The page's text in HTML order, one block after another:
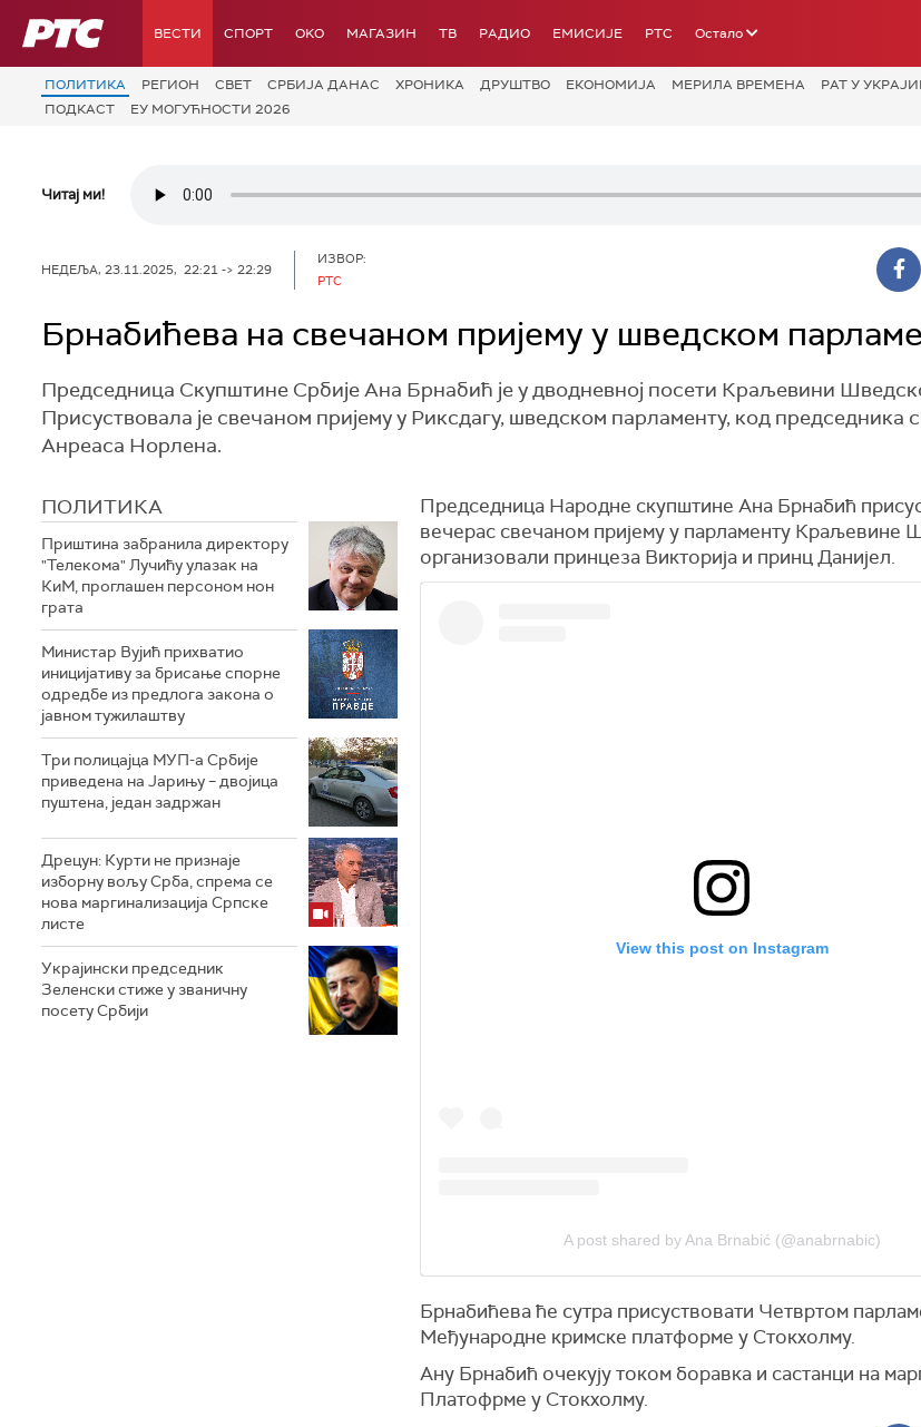
РТС ВЕСТИ СПОРТ OKO МАГАЗИН ТВ РАДИО ЕМИСИЈЕ РТС Остало
ПОЛИТИКА РЕГИОН СВЕТ СРБИЈА ДАНАС ХРОНИКА ДРУШТВО ЕКОНОМИЈА МЕРИЛА ВРЕМЕНА РАТ У
ПОДКАСТ
ЕУ МОГУЋНОСТИ 2026
Читај ми!
НЕДЕЉА, 23.11.2025, 22:21 -> 22:29
ИЗВОР:
РТС
Брнабићева на свечаном пријему у шведском
Председница Скупштине Србије Ана Брнабић је у дводневној посети Краљевини
Присуствовала је свечаном пријему у Риксдагу, шведском парламенту, код председника
Анреаса Норлена.
ПОЛИТИКА
Приштина забранила директору
"Телекома" Лучићу улазак на
КиМ, проглашен персоном нон
грата
Министар Вујић прихватио
иницијативу за брисање спорне
одредбе из предлога закона o
јавном тужилаштву
Три полицајца МУП-а Србије
приведена на Јарињу – двојица
пуштена, један задржан
Дрецун: Курти не признаје
изборну вољу Срба, спрема се
нова маргинализација Српске
листе
Украјински председник
Зеленски стиже у званичну
посету Србији
Председница Народне скупштине Ана Брнабић
вечерас свечаном пријему у парламенту Краљевине
организовали принцеза Викторија и принц Данијел.
View this post on Instagram
A post shared by Ana Brnabić (@anabrnabic)
Брнабићева ће сутра присуствовати Четвртом
Међународне кримске платформе у Стокхолму.
Ану Брнабић очекују током боравка и састанци на
Платофрме у Стокхолму.